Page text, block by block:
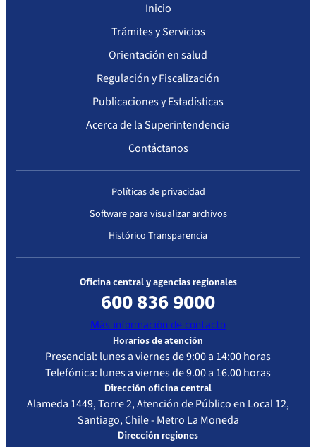
Inicio
Trámites y Servicios
Orientación en salud
Regulación y Fiscalización
Publicaciones y Estadísticas
Acerca de la Superintendencia
Contáctanos
Políticas de privacidad
Software para visualizar archivos
Histórico Transparencia
Oficina central y agencias regionales
600 836 9000
Más información de contacto
Horarios de atención
Presencial: lunes a viernes de 9:00 a 14:00 horas
Telefónica: lunes a viernes de 9.00 a 16.00 horas
Dirección oficina central
Alameda 1449, Torre 2, Atención de Público en Local 12,
Santiago, Chile - Metro La Moneda
Dirección regiones